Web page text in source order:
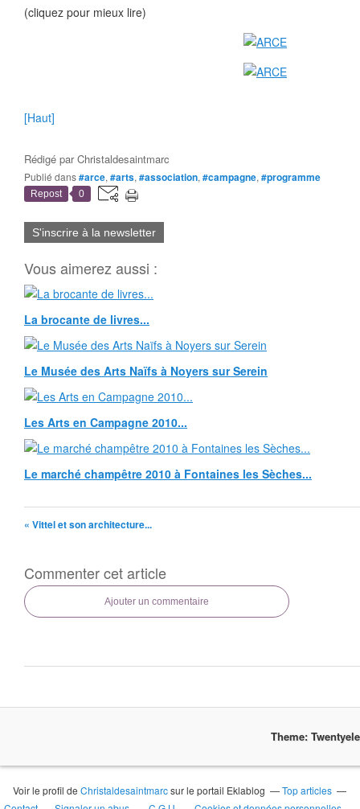
(cliquez pour mieux lire)
[Haut]
Rédigé parChristaldesaintmarc
Publié dans#arce, #arts, #association, #campagne, #programme
Repost 0
S'inscrire à la newsletter
Vous aimerez aussi :
La brocante de livres...
Le Musée des Arts Naïfs à Noyers sur Serein
Les Arts en Campagne 2010...
Le marché champêtre 2010 à Fontaines les Sèches...
« Vittel et son architecture...
Commenter cet article
Ajouter un commentaire
Theme:
Voir le profil deChristaldesaintmarcsur le portail Eklablog
Top articles